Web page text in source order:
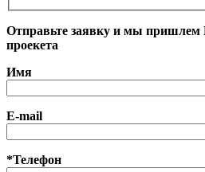
Отправьте заявку и мы пришлем
проекета
Имя
E-mail
*Телефон